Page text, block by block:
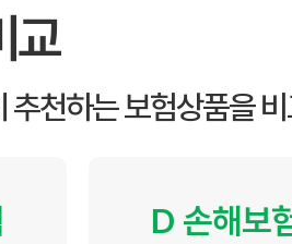
교
추천하는 보험상품을
해보험